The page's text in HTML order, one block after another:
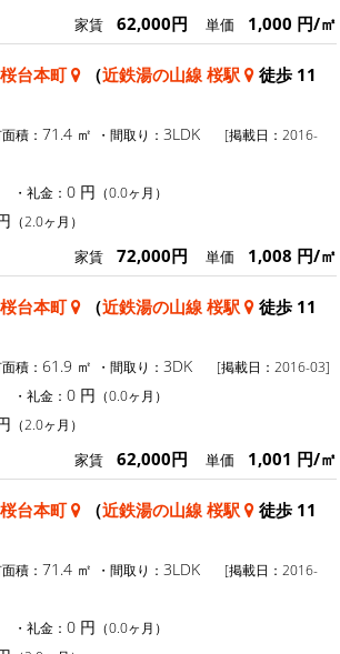
家賃 62,000円 単価 1,000 円/㎡
台本町 （近鉄湯の山線 桜駅
徒歩 11
積： 71.4 ㎡ ・間取り： 3LDK
[掲載日：2016-
・礼金： 0 円 （0.0ヶ月）
（2.0ヶ月）
家賃 72,000円 単価 1,008 円/㎡
台本町 （近鉄湯の山線 桜駅
徒歩 11
積： 61.9 ㎡ ・間取り： 3DK
[掲載日：2016-03]
・礼金： 0 円 （0.0ヶ月）
（2.0ヶ月）
家賃 62,000円 単価 1,001 円/㎡
台本町 （近鉄湯の山線 桜駅
徒歩 11
積： 71.4 ㎡ ・間取り： 3LDK
[掲載日：2016-
・礼金： 0 円 （0.0ヶ月）